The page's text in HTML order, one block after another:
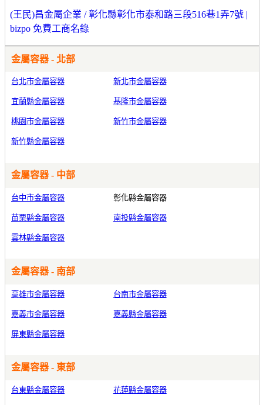
(王民)昌金屬企業 / 彰化縣彰化市泰和路三段516巷1弄7號 |
bizpo 免費工商名錄
金屬容器 - 北部
台北市金屬容器 新北市金屬容器
宜蘭縣金屬容器 基隆市金屬容器
桃園市金屬容器 新竹市金屬容器
新竹縣金屬容器
金屬容器 - 中部
台中市金屬容器 彰化縣金屬容器
苗栗縣金屬容器 南投縣金屬容器
雲林縣金屬容器
金屬容器 - 南部
高雄市金屬容器 台南市金屬容器
嘉義市金屬容器 嘉義縣金屬容器
屏東縣金屬容器
金屬容器 - 東部
台東縣金屬容器 花蓮縣金屬容器